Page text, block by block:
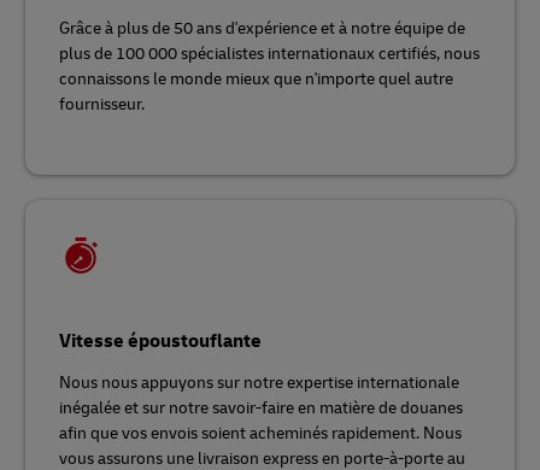
Grâce à plus de 50 ans d'expérience et à notre équipe de
plus de 100 000 spécialistes internationaux certifiés, nous
connaissons le monde mieux que n'importe quel autre
fournisseur.
Vitesse époustouflante
Nous nous appuyons sur notre expertise internationale
inégalée et sur notre savoir-faire en matière de douanes
afin que vos envois soient acheminés rapidement. Nous
vous assurons une livraison express en porte-à-porte au